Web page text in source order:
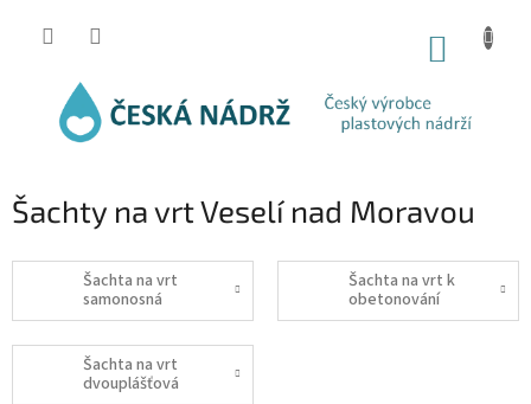
Šachty na vrt Veselí nad Moravou
Šachta na vrt
samonosná
Šachta na vrt k
obetonování
Šachta na vrt
dvouplášťová